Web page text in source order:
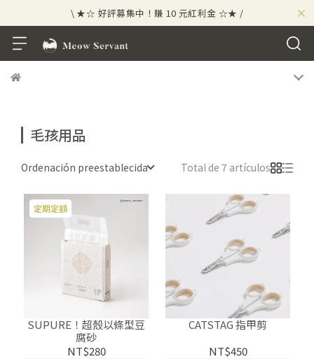
×
\ ★☆ 好評募集中！賺 10 元紅利金 ☆★ /
⟡⣠𝘄𝗲𝗹𝗰𝗼𝗺𝗲 ⁘ 新會員贈 50 元紅利金
\ ★☆ 好評募集中！賺 10 元紅利金 ☆★ /
毛孩用品
Ordenación preestablecida Total de 7 artículos
定期定額
SUPURE！超殼以條型豆
腐砂
NT$280
CATSTAG 指甲剪
NT$450